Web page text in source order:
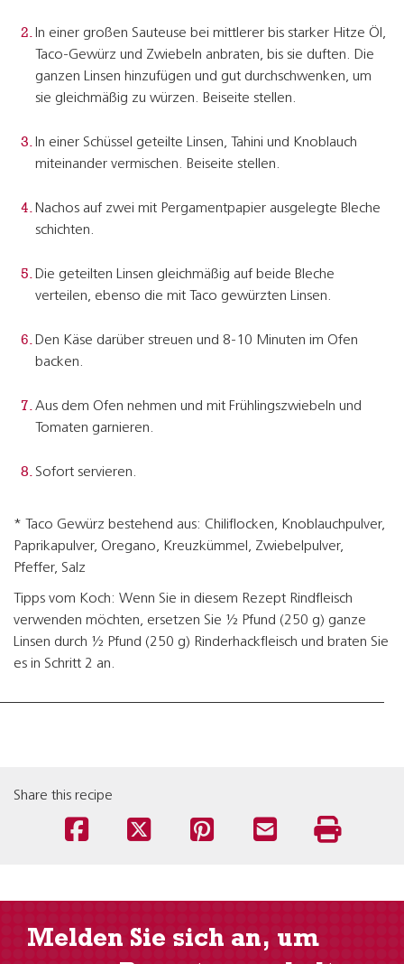
In einer großen Sauteuse bei mittlerer bis starker Hitze Öl,
Taco-Gewürz und Zwiebeln anbraten, bis sie duften. Die
ganzen Linsen hinzufügen und gut durchschwenken, um
sie gleichmäßig zu würzen. Beiseite stellen.
In einer Schüssel geteilte Linsen, Tahini und Knoblauch
miteinander vermischen. Beiseite stellen.
Nachos auf zwei mit Pergamentpapier ausgelegte Bleche
schichten.
Die geteilten Linsen gleichmäßig auf beide Bleche
verteilen, ebenso die mit Taco gewürzten Linsen.
Den Käse darüber streuen und 8-10 Minuten im Ofen
backen.
Aus dem Ofen nehmen und mit Frühlingszwiebeln und
Tomaten garnieren.
Sofort servieren.
* Taco Gewürz bestehend aus: Chiliflocken, Knoblauchpulver,
Paprikapulver, Oregano, Kreuzkümmel, Zwiebelpulver,
Pfeffer, Salz
Tipps vom Koch: Wenn Sie in diesem Rezept Rindfleisch
verwenden möchten, ersetzen Sie ½ Pfund (250 g) ganze
Linsen durch ½ Pfund (250 g) Rinderhackfleisch und braten Sie
es in Schritt 2 an.
Share this recipe
Melden Sie sich an, um